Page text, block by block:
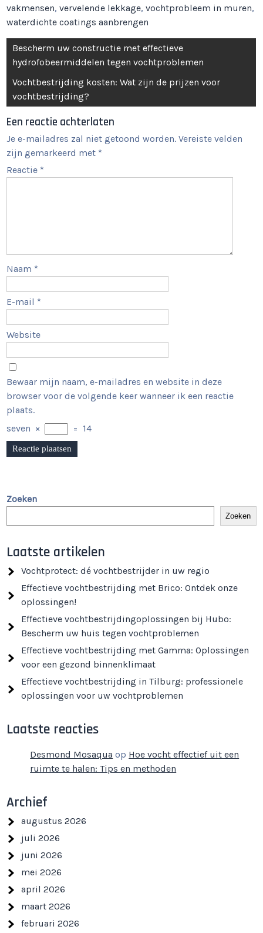
vakmensen,vervelende lekkage,vochtprobleem in muren,
waterdichte coatings aanbrengen
Berichtnavigatie
Bescherm uw constructie met effectieve
hydrofobeermiddelen tegen vochtproblemen
Vochtbestrijding kosten: Wat zijn de prijzen voor
vochtbestrijding?
Een reactie achterlaten
Je e-mailadres zal niet getoond worden. Vereiste velden
zijn gemarkeerd met *
Reactie *
Naam *
E-mail *
Website
Bewaar mijn naam, e-mailadres en website in deze
browser voor de volgende keer wanneer ik een reactie
plaats.
seven × = 14
Zoeken
Zoeken
Laatste artikelen
Vochtprotect: dé vochtbestrijder in uw regio
Effectieve vochtbestrijding met Brico: Ontdek onze
oplossingen!
Effectieve vochtbestrijdingoplossingen bij Hubo:
Bescherm uw huis tegen vochtproblemen
Effectieve vochtbestrijding met Gamma: Oplossingen
voor een gezond binnenklimaat
Effectieve vochtbestrijding in Tilburg: professionele
oplossingen voor uw vochtproblemen
Laatste reacties
Desmond Mosaqua op Hoe vocht effectief uit een
ruimte te halen: Tips en methoden
Archief
augustus 2026
juli 2026
juni 2026
mei 2026
april 2026
maart 2026
februari 2026